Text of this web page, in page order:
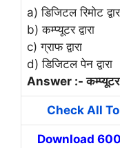
a) डिजिटल रिमोट
b) कम्प्यूटर द्वारा
c) ग्राफ द्वारा
d) डिजिटल पेन द्वारा
Answer :- कम्प्यूटर
Check All
Download